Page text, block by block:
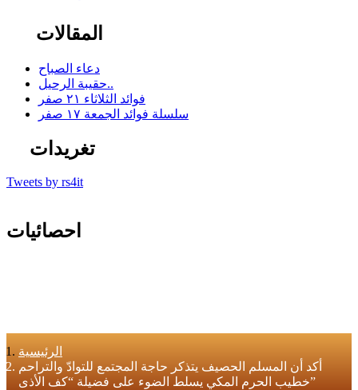
المقالات
دعاء الصباح
حقيبة الرحيل..
فوائد الثلاثاء ٢١ صفر
سلسلة فوائد الجمعة ١٧ صفر
تغريدات
Tweets by rs4it
احصائيات
الرئيسية
أكد أن المسلم الحصيف يتذكر حاجة المجتمع للتوادّ والتراحم
خطيب الحرم المكي يسلط الضوء على فضيلة “كف الأذى”